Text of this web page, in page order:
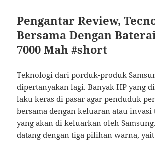
Pengantar Review,
Bersama Dengan
7000 Mah #short
Teknologi dari porduk-produk
dipertanyakan lagi. Banyak HP yang
laku keras di pasar agar penduduk
bersama dengan keluaran atau invasi
yang akan di keluarkan oleh
datang dengan tiga pilihan warna,